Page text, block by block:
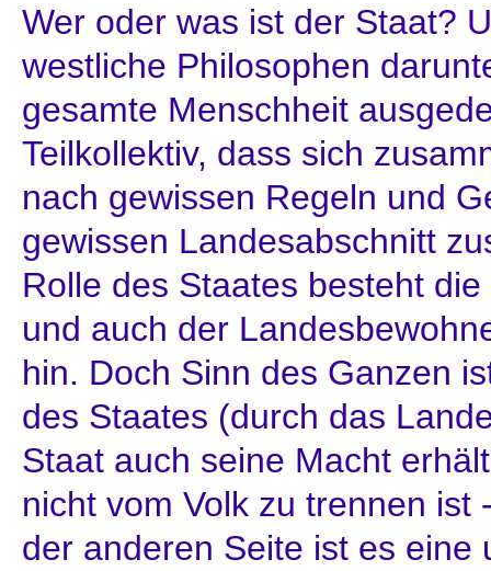
Wer oder was ist der Staat?
westliche Philosophen
gesamte Menschheit
Teilkollektiv, dass sich
nach gewissen Regeln und
gewissen Landesabschnitt
Rolle des Staates besteht
und auch der
hin. Doch Sinn des Ganzen
des Staates (durch das
Staat auch seine Macht
nicht vom Volk zu trennen ist
der anderen Seite ist es eine